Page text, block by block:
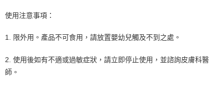
使用注意事項：
1. 限外用。產品不可食用，請放置嬰幼兒觸及不到之處。
2. 使用後如有不適或過敏症狀，請立即停止使用，並諮詢皮膚科醫
師。